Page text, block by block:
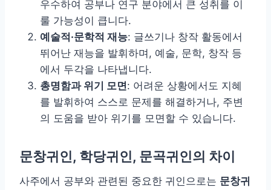
우수하여 공부나 연구 분야에서 큰 성취를 이
룰 가능성이 큽니다.
예술적·문학적 재능: 글쓰기나 창작 활동에서
뛰어난 재능을 발휘하며, 예술, 문학, 창작 등
에서 두각을 나타냅니다.
총명함과 위기 모면: 어려운 상황에서도 지혜
를 발휘하여 스스로 문제를 해결하거나, 주변
의 도움을 받아 위기를 모면할 수 있습니다.
문창귀인, 학당귀인, 문곡귀인의 차이
사주에서 공부와 관련된 중요한 귀인으로는 문창귀